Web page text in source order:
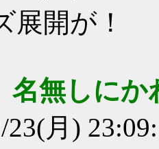
展開が！
名無しに
23(月)